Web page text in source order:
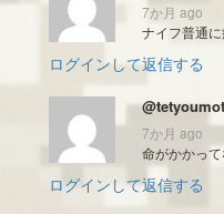
7か月 ago
ナイフ普通に
ログインして返信する
7か月 ago
命がかかっ
ログインして返信する